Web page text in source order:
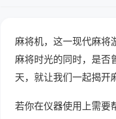
麻将机，这一现代麻将
麻将时光的同时，是否
天，就让我们一起揭开
若你在仪器使用上需要